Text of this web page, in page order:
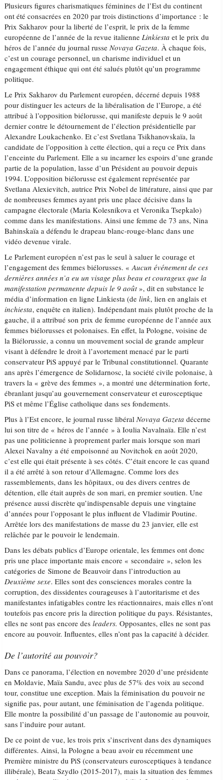
Plusieurs figures charismatiques féminines de l’Est du continent
ont été consacrées en 2020 par trois distinctions d’importance : le
Prix Sakharov pour la liberté de l’esprit, le prix de la femme
européenne de l’année de la revue italienneLinkiesta et le prix du
héros de l’année du journal russeNovaya Gazeta. À chaque fois,
c’est un courage personnel, un charisme individuel et un
engagement éthique qui ont été salués plutôt qu’un programme
politique.
Le Prix Sakharov du Parlement européen, décerné depuis 1988
pour distinguer les acteurs de la libéralisation de l’Europe, a été
attribué à l’opposition biélorusse, qui manifeste depuis le 9 août
dernier contre le détournement de l’élection présidentielle par
Alexandre Loukachenko. Et c’est Svetlana Tsikhanovskaïa, la
candidate de l’opposition à cette élection, qui a reçu ce Prix dans
l’enceinte du Parlement. Elle a su incarner les espoirs d’une grande
partie de la population, lasse d’un Président au pouvoir depuis
1994. L’opposition biélorusse est également représentée par
Svetlana Alexievitch, autrice Prix Nobel de littérature, ainsi que par
de nombreuses femmes ayant pris une place décisive dans la
campagne électorale (Maria Kolesnikova et Veronika Tsepkalo)
comme dans les manifestations. Ainsi une femme de 73 ans, Nina
Bahinskaïa a défendu le drapeau blanc-rouge-blanc dans une
vidéo devenue virale.
Le Parlement européen n’est pas le seul à saluer le courage et
l’engagement des femmes biélorusses. «Aucun événement de ces
dernières années n’a eu un visage plus beau et courageux que la
manifestation permanente depuis le 9 août», dit en substance le
média d’information en ligne Linkiesta (delink, lien en anglais et
inchiesta, enquête en italien). Indépendant mais plutôt proche de la
gauche, il a attribué son prix de femme européenne de l’année aux
femmes biélorusses et polonaises. En effet, la Pologne, voisine de
la Biélorussie, a connu un mouvement social de grande ampleur
visant à défendre le droit à l’avortement menacé par le parti
conservateur PiS appuyé par le Tribunal constitutionnel. Quarante
ans après l’émergence de Solidarnosc, la société civile polonaise, à
travers la « grève des femmes », a montré une détermination forte,
ébranlant jusqu’au gouvernement conservateur et eurosceptique
PiS et même l’Église catholique dans ses fondements.
Plus à l’Est encore, le journal russe libéralNovaya Gazeta décerne
lui son titre de « héros de l’année » à Ioulia Navalnaïa. Elle n’est
pas une politicienne à proprement parler mais lorsque son mari
Alexei Navalny a été empoisonné au Novitchok en août 2020,
c’est elle qui était présente à ses côtés. C’était encore le cas quand
il a été arrêté à son retour d’Allemagne. Comme lors des
rassemblements, dans les hôpitaux, ou des divers centres de
détention, elle était auprès de son mari, en premier soutien. Une
présence aussi discrète qu’indispensable depuis une vingtaine
d’années pour l’opposant le plus influent de Vladimir Poutine.
Arrêtée lors des manifestations de masse du 23 janvier, elle est
relâchée par le pouvoir le lendemain.
Dans les débats publics d’Europe orientale, les femmes ont donc
pris une place importante mais encore « secondaire », selon les
catégories de Simone de Beauvoir dans l’introduction au
Deuxième sexe. Elles sont des consciences morales contre la
corruption, des dissidentes courageuses à l’autoritarisme et des
manifestantes infatigables contre les réactionnaires, mais elles n’ont
toutefois pas encore pris la direction politique du pays. Résistantes,
elles ne sont pas encore desleaders.Opposantes, elles ne sont pas
encore au pouvoir. Influentes, elles n’ont pas la capacité à décider.
De l’autorité au pouvoir?
Dans ce panorama, l’élection en novembre 2020 d’une présidente
en Moldavie, Maïa Sandu, avec plus de 57% des voix au second
tour, constitue une exception. Mais la féminisation du pouvoir ne
signifie pas, pour autant, une féminisation de l’agenda politique.
Elle montre la possibilité d’un passage de l’autonomie au pouvoir,
sans l’induire pour autant.
De ce point de vue, les trois prix s’inscrivent dans des dynamiques
différentes. Ainsi, la Pologne a beau avoir eu récemment une
Première ministre du PiS (conservateurs eurosceptiques à tendance
illibérale), Beata Szydlo (2015-2017), mais la situation des femmes